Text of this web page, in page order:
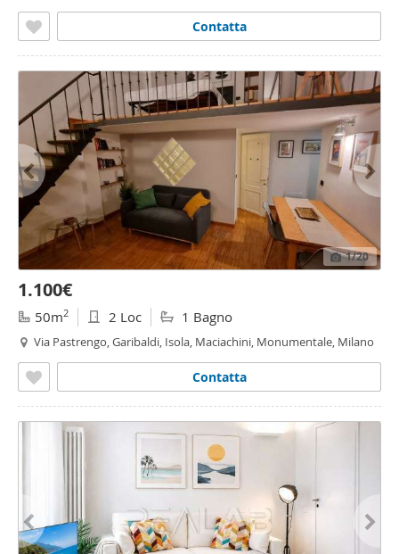
Contatta
1/20
1.100€
50m2 2 Loc 1 Bagno
Via Pastrengo, Garibaldi, Isola, Maciachini, Monumentale, Milano
Contatta